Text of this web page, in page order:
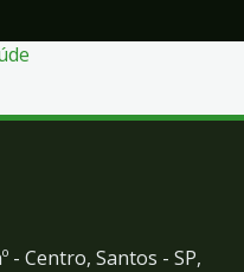
- Centro, Santos - SP,